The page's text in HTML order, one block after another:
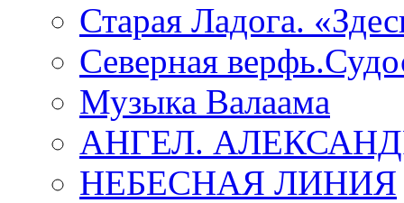
Старая Ладога.
Северная
Музыка Валаама
АНГЕЛ.
НЕБЕСНАЯ ЛИНИЯ